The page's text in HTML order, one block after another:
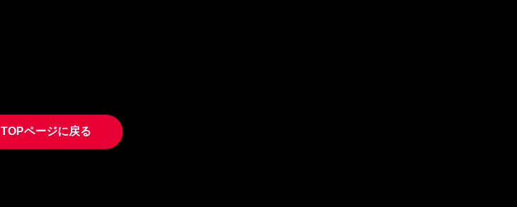
TOPページに戻る